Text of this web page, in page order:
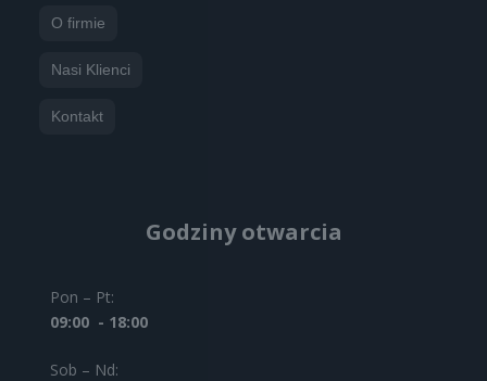
O firmie
Nasi Klienci
Kontakt
Godziny otwarcia
Pon – Pt:
09:00 - 18:00
Sob – Nd: